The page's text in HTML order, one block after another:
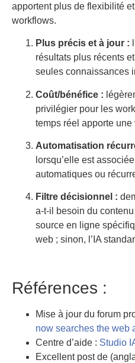
apportent plus de flexibilité
workflows.
Plus précis et à jour :
résultats plus récents
seules connaissances
Coût/bénéfice :
privilégier pour les
temps réel apporte une
Automatisation
lorsqu’elle est
automatiques ou
Filtre décisionnel :
a-t-il besoin du
source en ligne
web ; sinon, l’IA
Références :
Mise à jour du forum
now searches the web
Centre d’aide : Studio
Excellent post de